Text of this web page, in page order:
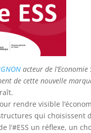
acteur de
de cette nouvelle
rendre visible
qui
l’#ESS un réflexe, un